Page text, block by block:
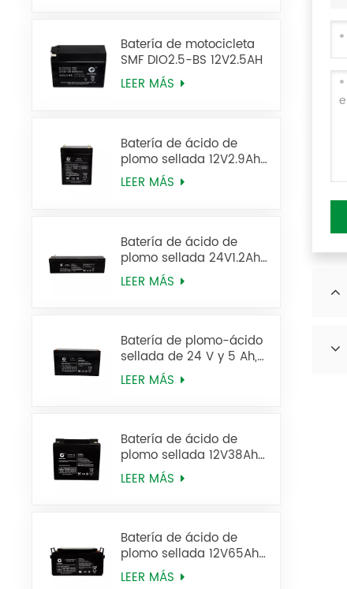
Batería de motocicleta
SMF DIO2.5-BS 12V2.5AH
LEER MÁS
Batería de ácido de
plomo sellada 12V2.9Ah
6FM2.9 Batería de UPS
LEER MÁS
Batería de ácido de
plomo sellada 24V1.2Ah
12FM1.2 Batería de UPS
LEER MÁS
Batería de plomo-ácido
sellada de 24 V y 5 Ah,
batería UPS 12FM5
LEER MÁS
Batería de ácido de
plomo sellada 12V38Ah
6FM38
LEER MÁS
Batería de ácido de
plomo sellada 12V65Ah
6FM65
LEER MÁS